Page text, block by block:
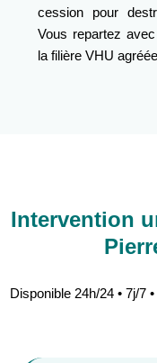
cession pour
Vous repartez
la filière VHU
Intervention
Disponible 24h/24 • 7j/7